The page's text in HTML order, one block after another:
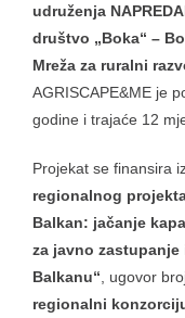
udruženja
društvo „Boka“ –
Mreža za ruralni
AGRISCAPE&ME je
godine i trajaće 12
Projekat se finansira
regionalnog
Balkan: jačanje
za javno
Balkanu“ , ugovor
regionalni